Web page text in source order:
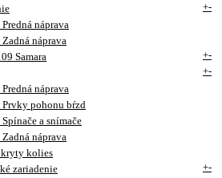
+-
Predná náprava
Zadná náprava
Samara
+-
+-
Predná náprava
Prvky pohonu bŕzd
Spínače a snímače
Zadná náprava
kolies
zariadenie
+-